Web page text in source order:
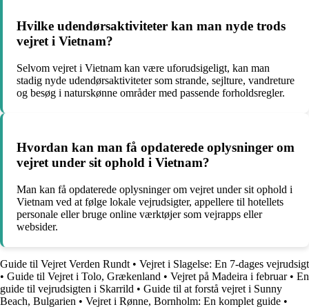
Hvilke udendørsaktiviteter kan man nyde trods
vejret i Vietnam?
Selvom vejret i Vietnam kan være uforudsigeligt, kan man
stadig nyde udendørsaktiviteter som strande, sejlture, vandreture
og besøg i naturskønne områder med passende forholdsregler.
Hvordan kan man få opdaterede oplysninger om
vejret under sit ophold i Vietnam?
Man kan få opdaterede oplysninger om vejret under sit ophold i
Vietnam ved at følge lokale vejrudsigter, appellere til hotellets
personale eller bruge online værktøjer som vejrapps eller
websider.
Guide til Vejret Verden Rundt • Vejret i Slagelse: En 7-dages vejrudsigt
• Guide til Vejret i Tolo, Grækenland • Vejret på Madeira i februar• En
guide til vejrudsigten i Skarrild • Guide til at forstå vejret i Sunny
Beach, Bulgarien • Vejret i Rønne, Bornholm: En komplet guide •